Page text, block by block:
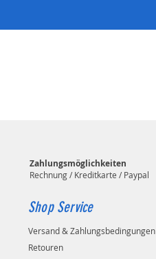
Zahlungsmöglichkeiten
Rechnung / Kreditkarte / Paypal
Shop Service
Versand & Zahlungsbedingungen
Retouren